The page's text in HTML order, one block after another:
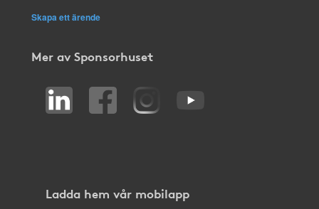
Skapa ett ärende
Mer av Sponsorhuset
Ladda hem vår mobilapp